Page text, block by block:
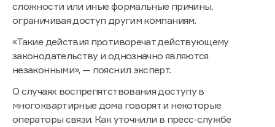
ссылаются на внутренние соглашения, технические
сложности или иные формальные причины,
«Такие действия противоречат действующему
законодательству и однозначно являются
О случаях воспрепятствования доступу в
многоквартирные дома говорят и некоторые